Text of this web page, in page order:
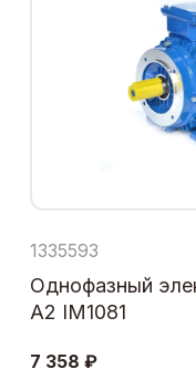
1335593
Однофазный
А2 IM1081
7 358 ₽